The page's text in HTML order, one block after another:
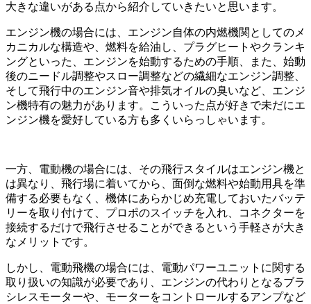
大きな違いがある点から紹介していきたいと思います。
エンジン機の場合には、エンジン自体の内燃機関としてのメ
カニカルな構造や、燃料を給油し、プラグヒートやクランキ
ングといった、エンジンを始動するための手順、また、始動
後のニードル調整やスロー調整などの繊細なエンジン調整、
そして飛行中のエンジン音や排気オイルの臭いなど、エンジ
ン機特有の魅力があります。こういった点が好きで未だにエ
ンジン機を愛好している方も多くいらっしゃいます。
一方、電動機の場合には、その飛行スタイルはエンジン機と
は異なり、飛行場に着いてから、面倒な燃料や始動用具を準
備する必要もなく、機体にあらかじめ充電しておいたバッテ
リーを取り付けて、プロポのスイッチを入れ、コネクターを
接続するだけで飛行させることができるという手軽さが大き
なメリットです。
しかし、電動飛機の場合には、電動パワーユニットに関する
取り扱いの知識が必要であり、エンジンの代わりとなるブラ
シレスモーターや、モーターをコントロールするアンプなど